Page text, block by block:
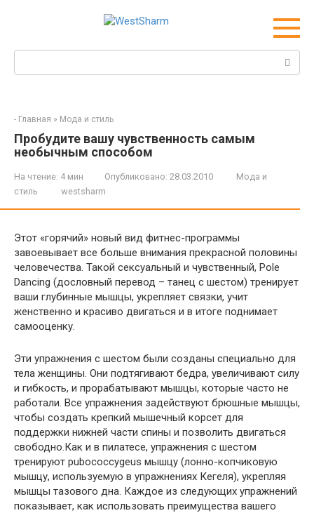
- Главная » Мода и стиль
Пробудите вашу чувственность самым
необычным способом
На чтение: 4 мин Опубликовано: 28.03.2010
Мода и
стиль
westsharm
Этот «горячий» новый вид фитнес-программы
завоевывает все больше внимания прекрасной половины
человечества. Такой сексуальный и чувственный, Pole
Dancing (дословный перевод – танец с шестом) тренирует
ваши глубинные мышцы, укрепляет связки, учит
женственно и красиво двигаться и в итоге поднимает
самооценку.
Эти упражнения с шестом были созданы специально для
тела женщины. Они подтягивают бедра, увеличивают силу
и гибкость, и прорабатывают мышцы, которые часто не
работали. Все упражнения задействуют брюшные мышцы,
чтобы создать крепкий мышечный корсет для
поддержки нижней части спины и позволить двигаться
свободно.Как и в пилатесе, упражнения с шестом
тренируют pubococcygeus мышцу (лонно-копчиковую
мышцу, используемую в упражнениях Кегеля), укрепляя
мышцы тазового дна. Каждое из следующих упражнений
показывает, как использовать преимущества вашего